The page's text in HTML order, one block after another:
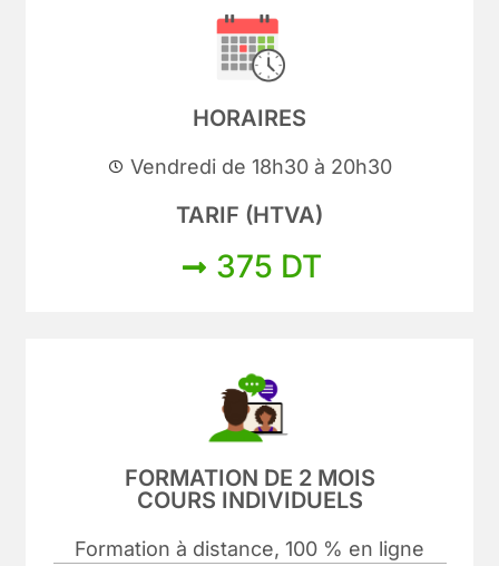
HORAIRES
Vendredi de 18h30 à 20h30
TARIF (HTVA)
375 DT
FORMATION DE 2 MOIS
COURS INDIVIDUELS
Formation à distance, 100 % en ligne